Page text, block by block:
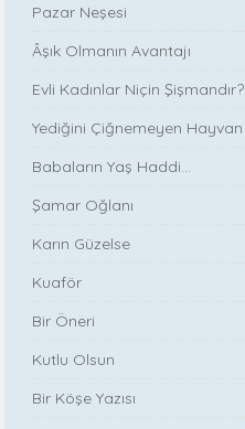
Pazar Neşesi
Âşık Olmanın Avantajı
Evli Kadınlar Niçin Şişmandır?
Yediğini Çiğnemeyen Hayvan
Babaların Yaş Haddi...
Şamar Oğlanı
Karın Güzelse
Kuaför
Bir Öneri
Kutlu Olsun
Bir Köşe Yazısı